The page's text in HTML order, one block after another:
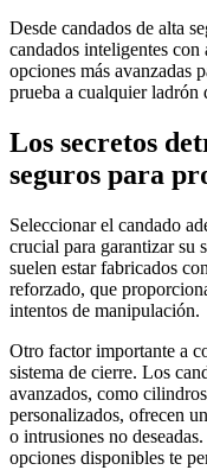
Desde candados de alta
candados inteligentes con
opciones más avanzadas
prueba a cualquier ladrón
Los secretos
seguros para
Seleccionar el candado
crucial para garantizar su
suelen estar fabricados
reforzado, que
intentos de manipulación.
Otro factor importante a
sistema de cierre. Los
avanzados, como
personalizados, ofrecen
o intrusiones no
opciones disponibles te